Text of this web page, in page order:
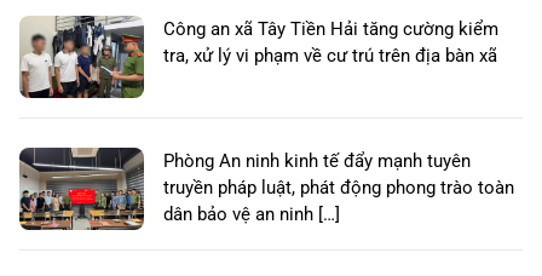
Công an xã Tây Tiền Hải tăng cường kiểm
tra, xử lý vi phạm về cư trú trên địa bàn xã
Phòng An ninh kinh tế đẩy mạnh tuyên
truyền pháp luật, phát động phong trào toàn
dân bảo vệ an ninh […]